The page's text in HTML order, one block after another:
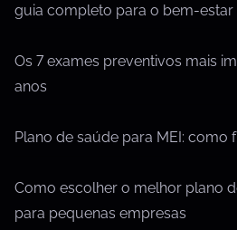
guia completo para o bem-
Os 7 exames preventivos mais
anos
Plano de saúde para MEI: como
Como escolher o melhor plano
para pequenas empresas